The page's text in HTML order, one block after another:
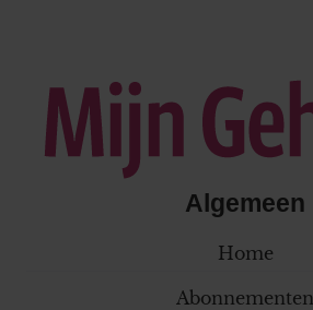
Algemeen
Home
Abonnementen